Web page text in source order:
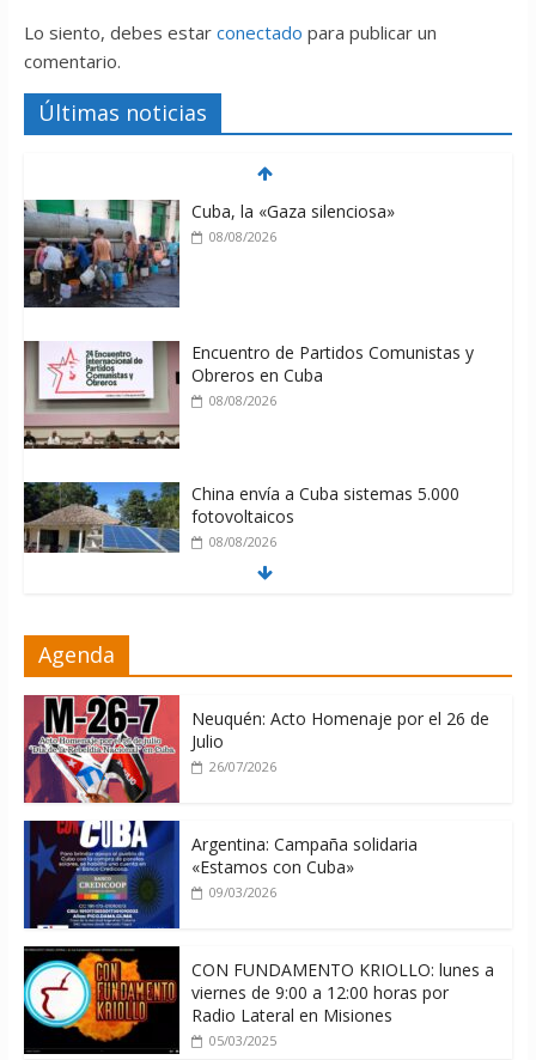
Lo siento, debes estar conectado para publicar un
comentario.
Últimas noticias
Cuba, la «Gaza silenciosa»
08/08/2026
Encuentro de Partidos Comunistas y
Obreros en Cuba
08/08/2026
China envía a Cuba sistemas 5.000
fotovoltaicos
08/08/2026
Cuba
Agenda
Neuquén: Acto Homenaje por el 26 de
Julio
26/07/2026
Argentina: Campaña solidaria
«Estamos con Cuba»
09/03/2026
CON FUNDAMENTO KRIOLLO: lunes a
viernes de 9:00 a 12:00 horas por
Radio Lateral en Misiones
05/03/2025